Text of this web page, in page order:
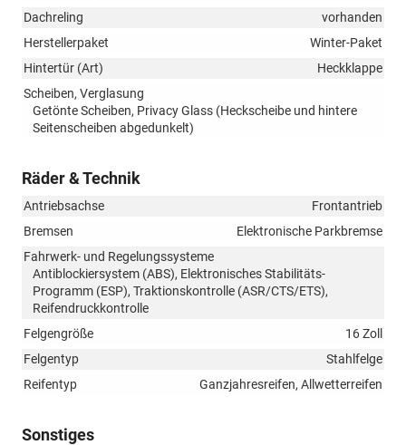
Dachreling
vorhanden
Herstellerpaket
Winter-Paket
Hintertür (Art)
Heckklappe
Scheiben, Verglasung
Getönte Scheiben, Privacy Glass (Heckscheibe und hintere
Seitenscheiben abgedunkelt)
Räder & Technik
Antriebsachse
Frontantrieb
Bremsen
Elektronische Parkbremse
Fahrwerk- und Regelungssysteme
Antiblockiersystem (ABS), Elektronisches Stabilitäts-
Programm (ESP), Traktionskontrolle (ASR/CTS/ETS),
Reifendruckkontrolle
Felgengröße
16 Zoll
Felgentyp
Stahlfelge
Reifentyp
Ganzjahresreifen, Allwetterreifen
Sonstiges